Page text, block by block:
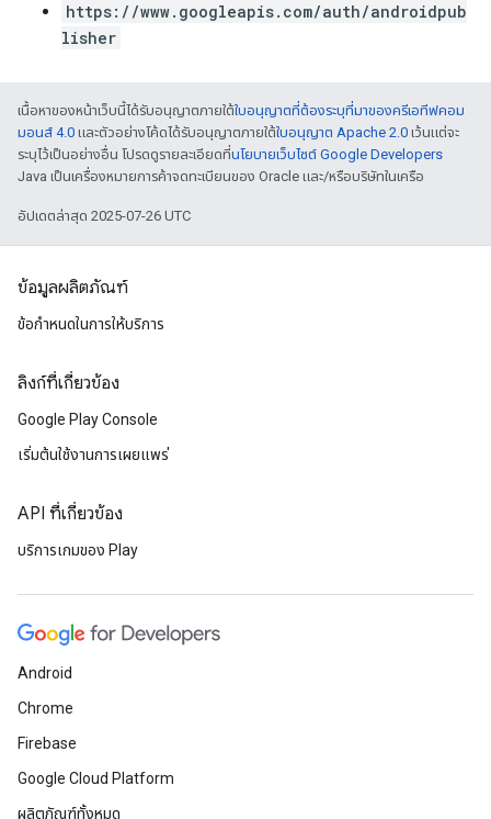
https://www.googleapis.com/auth/androidpub
lisher
เนื้อหาของหน้าเว็บนี้ได้รับอนุญาตภายใต้ใบอนุญาตที่ต้องระบุที่มาของครีเอทีฟคอม
มอนส์ 4.0 และตัวอย่างโค้ดได้รับอนุญาตภายใต้ใบอนุญาต Apache 2.0 เว้นแต่จะ
ระบุไว้เป็นอย่างอื่น โปรดดูรายละเอียดที่นโยบายเว็บไซต์ Google Developers
Java เป็นเครื่องหมายการค้าจดทะเบียนของ Oracle และ/หรือบริษัทในเครือ
อัปเดตล่าสุด 2025-07-26 UTC
ข้อมูลผลิตภัณฑ์
ข้อกำหนดในการให้บริการ
ลิงก์ที่เกี่ยวข้อง
Google Play Console
เริ่มต้นใช้งานการเผยแพร่
API ที่เกี่ยวข้อง
บริการเกมของ Play
Android
Chrome
Firebase
Google Cloud Platform
ผลิตภัณฑ์ทั้งหมด